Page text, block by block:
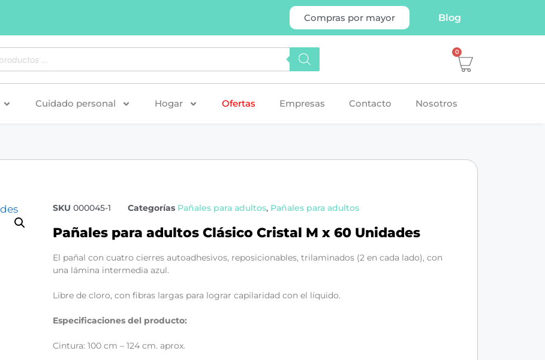
Compras por mayor Blog
0
Cuidado personal Hogar Ofertas Empresas Contacto Nosotros
SKU000045-1 Categorías Pañales para adultos, Pañales para adultos
Pañales para adultos Clásico Cristal M x 60 Unidades
El pañal con cuatro cierres autoadhesivos, reposicionables, trilaminados (2 en cada lado), con
una lámina intermedia azul.
Libre de cloro, con fibras largas para lograr capilaridad con el líquido.
Especificaciones del producto:
Cintura: 100 cm – 124 cm. aprox.